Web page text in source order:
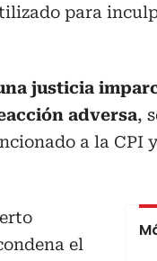
para
justicia
adversa,
a la CPI
el